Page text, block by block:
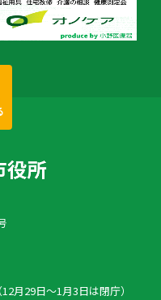
月29日〜1月3日は閉庁）